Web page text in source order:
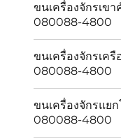
ขนเครื่องจักรเข
080088-4800
ขนเครื่องจักรเค
080088-4800
ขนเครื่องจักรแย
080088-4800